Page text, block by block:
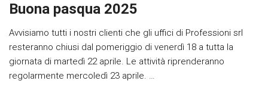
Buona pasqua 2025
Avvisiamo tutti i nostri clienti che gli uffici di Professioni srl
resteranno chiusi dal pomeriggio di venerdì 18 a tutta la
giornata di martedì 22 aprile. Le attività riprenderanno
regolarmente mercoledì 23 aprile. …